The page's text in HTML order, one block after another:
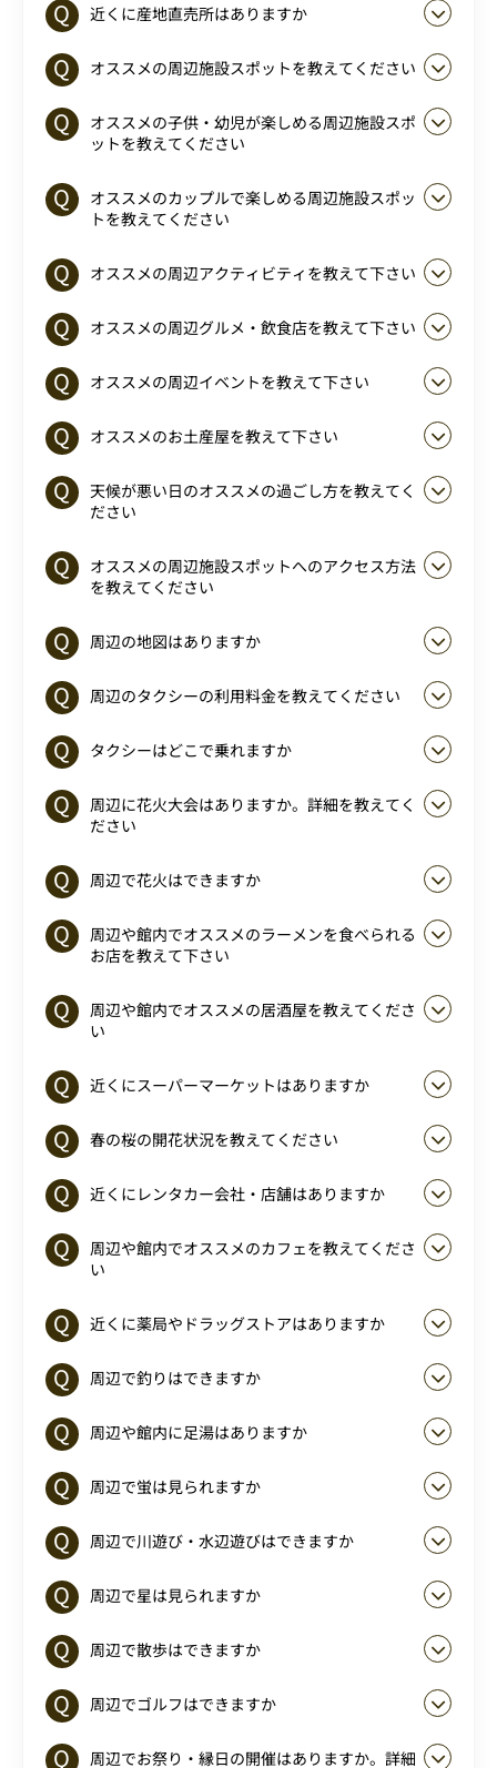
近くに産地直売所はありますか
オススメの周辺施設スポットを教えてください
オススメの子供・幼児が楽しめる周辺施設スポ
ットを教えてください
オススメのカップルで楽しめる周辺施設スポッ
トを教えてください
オススメの周辺アクティビティを教えて下さい
オススメの周辺グルメ・飲食店を教えて下さい
オススメの周辺イベントを教えて下さい
オススメのお土産屋を教えて下さい
天候が悪い日のオススメの過ごし方を教えてく
ださい
オススメの周辺施設スポットへのアクセス方法
を教えてください
周辺の地図はありますか
周辺のタクシーの利用料金を教えてください
タクシーはどこで乗れますか
周辺に花火大会はありますか。詳細を教えてく
ださい
周辺で花火はできますか
周辺や館内でオススメのラーメンを食べられる
お店を教えて下さい
周辺や館内でオススメの居酒屋を教えてくださ
い
近くにスーパーマーケットはありますか
春の桜の開花状況を教えてください
近くにレンタカー会社・店舗はありますか
周辺や館内でオススメのカフェを教えてくださ
い
近くに薬局やドラッグストアはありますか
周辺で釣りはできますか
周辺や館内に足湯はありますか
周辺で蛍は見られますか
周辺で川遊び・水辺遊びはできますか
周辺で星は見られますか
周辺で散歩はできますか
周辺でゴルフはできますか
周辺でお祭り・縁日の開催はありますか。詳細